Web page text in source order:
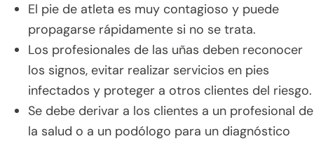
El pie de atleta es muy contagioso y puede
propagarse rápidamente si no se trata.
Los profesionales de las uñas deben reconocer
los signos, evitar realizar servicios en pies
infectados y proteger a otros clientes del riesgo.
Se debe derivar a los clientes a un profesional de
la salud o a un podólogo para un diagnóstico